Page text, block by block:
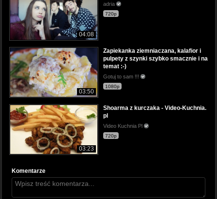
04:08
adria
720p
03:50
Zapiekanka ziemniaczana, kalafior i
pulpety z szynki szybko smacznie i na
temat :-)
Gotuj to sam !!!
1080p
03:23
Shoarma z kurczaka - Video-Kuchnia.
pl
Video Kuchnia Pl
720p
Komentarze